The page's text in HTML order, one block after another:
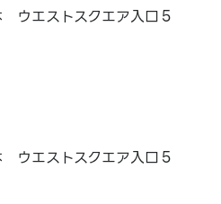
ウエストスクエア入口５
ウエストスクエア入口５